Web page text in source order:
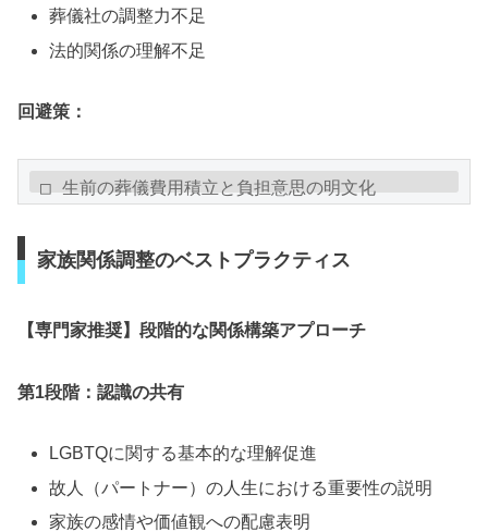
葬儀社の調整力不足
法的関係の理解不足
回避策：
□ 生前の葬儀費用積立と負担意思の明文化
□ 葬儀社による中立的な調整
家族関係調整のベストプラクティス
【専門家推奨】段階的な関係構築アプローチ
第1段階：認識の共有
LGBTQに関する基本的な理解促進
故人（パートナー）の人生における重要性の説明
家族の感情や価値観への配慮表明